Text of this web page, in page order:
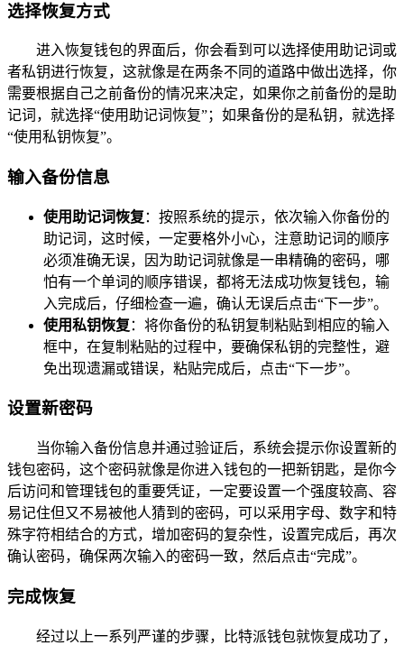
选择恢复方式
进入恢复钱包的界面后，你会看到可以选择使用助记词或
者私钥进行恢复，这就像是在两条不同的道路中做出选择，你
需要根据自己之前备份的情况来决定，如果你之前备份的是助
记词，就选择“使用助记词恢复”；如果备份的是私钥，就选择
“使用私钥恢复”。
输入备份信息
使用助记词恢复 ：按照系统的提示，依次输入你备份的
助记词，这时候，一定要格外小心，注意助记词的顺序
必须准确无误，因为助记词就像是一串精确的密码，哪
怕有一个单词的顺序错误，都将无法成功恢复钱包，输
入完成后，仔细检查一遍，确认无误后点击“下一步”。
使用私钥恢复 ：将你备份的私钥复制粘贴到相应的输入
框中，在复制粘贴的过程中，要确保私钥的完整性，避
免出现遗漏或错误，粘贴完成后，点击“下一步”。
设置新密码
当你输入备份信息并通过验证后，系统会提示你设置新的
钱包密码，这个密码就像是你进入钱包的一把新钥匙，是你今
后访问和管理钱包的重要凭证，一定要设置一个强度较高、容
易记住但又不易被他人猜到的密码，可以采用字母、数字和特
殊字符相结合的方式，增加密码的复杂性，设置完成后，再次
确认密码，确保两次输入的密码一致，然后点击“完成”。
完成恢复
经过以上一系列严谨的步骤，比特派钱包就恢复成功了，